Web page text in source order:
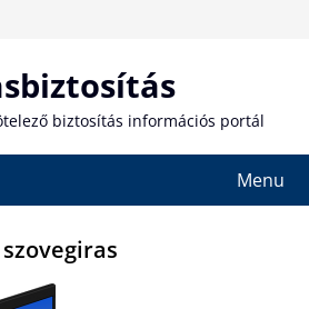
biztosítás információs portál
Menu
szovegiras